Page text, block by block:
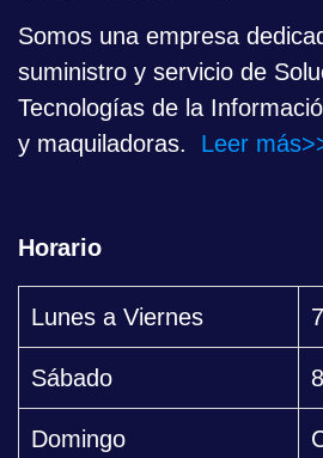
Somos una empresa
suministro y servicio de
Tecnologías de la
y maquiladoras. Leer
Horario
Lunes a Viernes
Sábado
Domingo